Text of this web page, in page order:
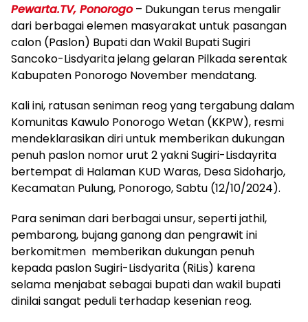
Pewarta.TV, Ponorogo– Dukungan terus mengalir
dari berbagai elemen masyarakat untuk pasangan
calon (Paslon) Bupati dan Wakil Bupati Sugiri
Sancoko-Lisdyarita jelang gelaran Pilkada serentak
Kabupaten Ponorogo November mendatang.
Kali ini, ratusan seniman reog yang tergabung dalam
Komunitas Kawulo Ponorogo Wetan (KKPW), resmi
mendeklarasikan diri untuk memberikan dukungan
penuh paslon nomor urut 2 yakni Sugiri-Lisdayrita
bertempat di Halaman KUD Waras, Desa Sidoharjo,
Kecamatan Pulung, Ponorogo, Sabtu (12/10/2024).
Para seniman dari berbagai unsur, seperti jathil,
pembarong, bujang ganong dan pengrawit ini
berkomitmen memberikan dukungan penuh
kepada paslon Sugiri-Lisdyarita (RiLis) karena
selama menjabat sebagai bupati dan wakil bupati
dinilai sangat peduli terhadap kesenian reog.